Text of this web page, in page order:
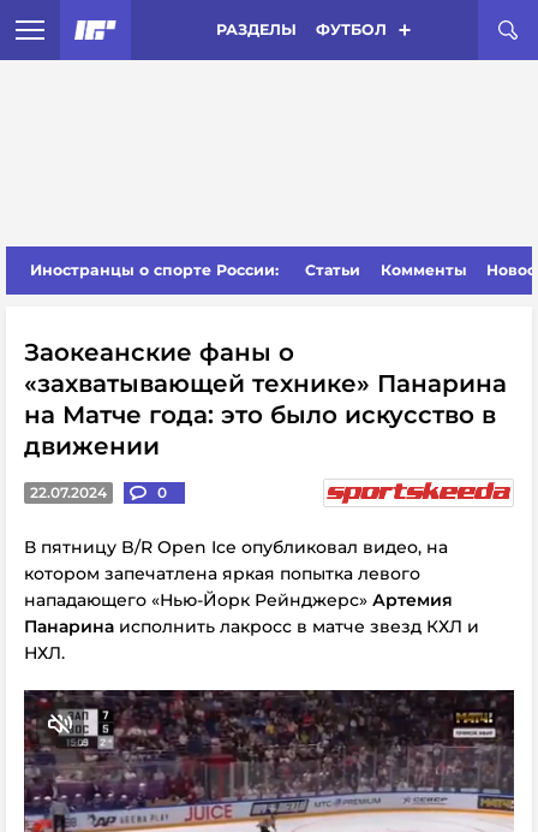
РАЗДЕЛЫ ФУТБОЛ
Иностранцы о спорте России: Статьи Комменты
Заокеанские фаны о
«захватывающей технике» Панарина
на Матче года: это было искусство в
движении
22.07.2024 0
В пятницу B/R Open Ice опубликовал видео, на
котором запечатлена яркая попытка левого
нападающего «Нью-Йорк Рейнджерс» Артемия
Панарина исполнить лакросс в матче звезд КХЛ и
НХЛ.